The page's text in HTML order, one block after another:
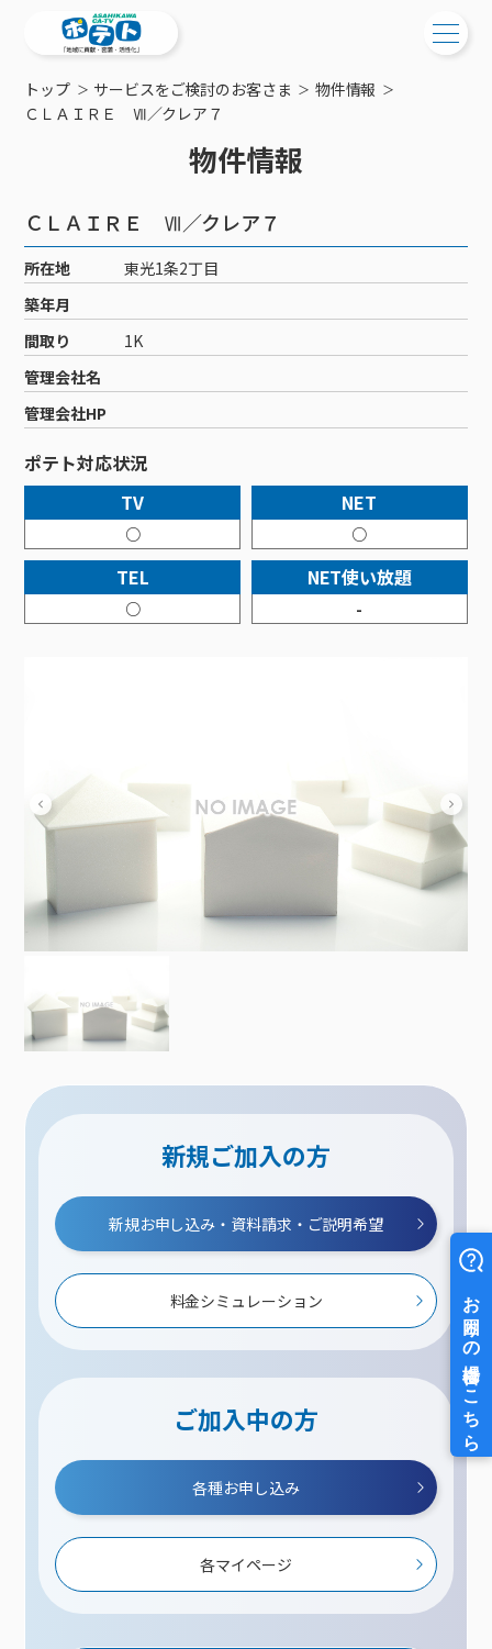
ご検討中の方
工事・配線について
新居をご検討中の方へ
ポテトを導入している集合住宅
物件情報
特典・キャンペーン
おトクな割引サービス
ご加入中の方
ご加入中のサービス確認・変更
WEBメール
サポートサービス
サポートサービストップ
リモートコール
回線速度測定
接続・設定⽅法
訪問サポート＆サポートパックサービス料⾦表
新着情報
メンテナンス・障害情報
ポテトからのプレゼント
イベントカレンダー
講座のご案内
サービス案内
サービス案内
ケーブルテレビ
ケーブルテレビトップ
チャンネル紹介
料⾦プラン
NHK衛星受信料団体⼀括⽀払
機器⼀覧
インターネット
インターネットトップ
料⾦プラン
Wi-Fiサービス
ポテトホーム防犯カメラ
オプションサービス
インターネットギガシェアプラン
固定電話
固定電話トップ
基本料⾦・通話料⾦
オプションサービス
auスマートバリュー
auまとめトーク
ポテトスマートフォントップ
料⾦プラン
機種⼀覧
オプションサービス
でんき
でんきトップ
ポラリンでんき×ポテト
ポテトでんき
暮らしを快適にするサービス
暮らしを快適にするサービストップ
ポテトライフメール
コミチャン
お困りの方はこちら
会社案内
メンテナンス
障害情報
トップ サービスをご検討のお客さま
物件情報
ＣＬＡＩＲＥ Ⅶ／クレア７
物件情報
ＣＬＡＩＲＥ Ⅶ／クレア７
所在地
東光1条2丁目
築年月
間取り
1K
管理会社名
管理会社HP
ポテト対応状況
TV
○
NET
○
TEL
○
NET使い放題
-
新規ご加入の方
新規お申し込み・資料請求・ご説明希望
料金シミュレーション
ご加入中の方
各種お申し込み
各マイページ